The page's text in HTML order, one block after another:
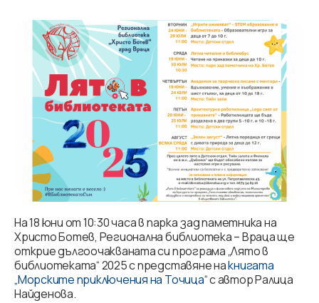
На 18 юни от 10:30 часа в парка зад паметника на
Христо Ботев, Регионална библиотека – Враца ще
открие дългоочакваната си програма „Лято в
библиотеката“ 2025 с представяне накнигата
„Морските приключения на Точица“ с автор Ралица
Найденова.